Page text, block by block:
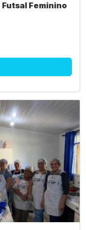
Feminino